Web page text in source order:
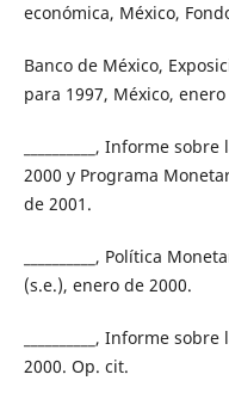
económica, México,
Banco de México,
para 1997, México,
__________, Informe
2000 y Programa
de 2001.
__________, Política
(s.e.), enero de 2000.
__________, Informe
2000. Op. cit.